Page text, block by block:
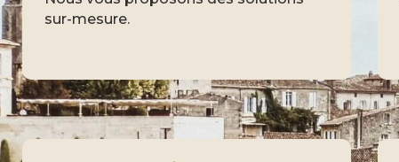
sur-mesure.